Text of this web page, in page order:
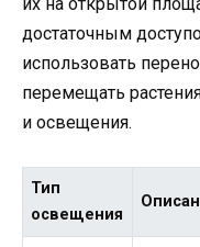
достаточным
использовать
перемещать
и освещения.
Тип
освещения